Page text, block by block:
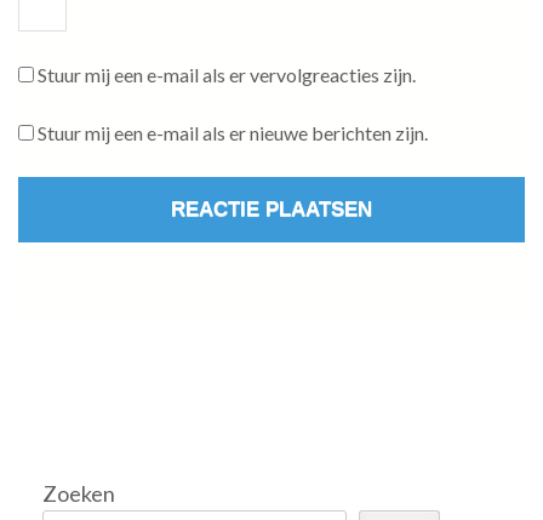
Stuur mij een e-mail als er vervolgreacties zijn.
Stuur mij een e-mail als er nieuwe berichten zijn.
Zoeken